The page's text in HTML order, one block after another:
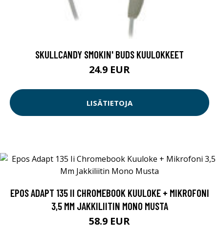
SKULLCANDY SMOKIN' BUDS KUULOKKEET
24.9 EUR
LISÄTIETOJA
EPOS ADAPT 135 II CHROMEBOOK KUULOKE + MIKROFONI
3,5 MM JAKKILIITIN MONO MUSTA
58.9 EUR